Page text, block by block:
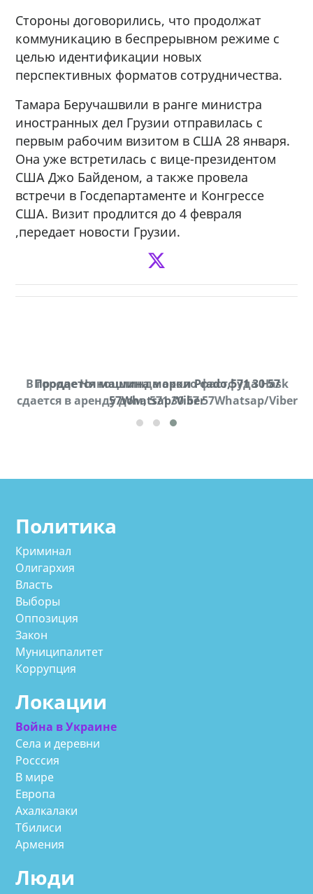
Стороны договорились, что продолжат
коммуникацию в беспрерывном режиме с
целью идентификации новых
перспективных форматов сотрудничества.
Тамара Беручашвили в ранге министра
иностранных дел Грузии отправилась с
первым рабочим визитом в США 28 января.
Она уже встретилась с вице-президентом
США Джо Байденом, а также провела
встречи в Госдепартаменте и Конгрессе
США. Визит продлится до 4 февраля
,передает новости Грузии.
В городе Ниноцминда около фастфуда Hask
cдается в аренду дом, 571 30 57 57Whatsap/Viber
Продается машина марки Prado,571 30 57
57Whatsap/Viber
Политика
Криминал
Олигархия
Власть
Выборы
Оппозиция
Закон
Муниципалитет
Коррупция
Локации
Война в Украине
Села и деревни
Росссия
В мире
Европа
Ахалкалаки
Тбилиси
Армения
Люди